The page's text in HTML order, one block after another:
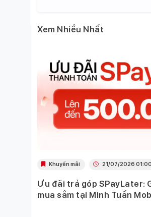
Xem Nhiều Nhất
Khuyến mãi 21/07/2026 01:00
Ưu đãi trả góp SPayLater:
mua sắm tại Minh Tuấn